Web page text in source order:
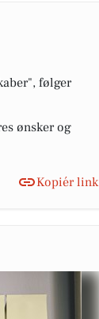
følger
ønsker og
Kopiér link